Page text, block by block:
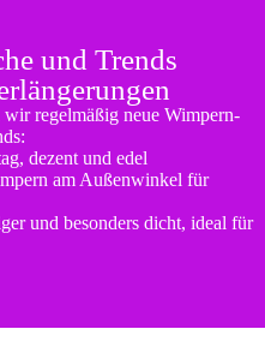
und Trends
regelmäßig neue Wimpern-
dezent und edel
am Außenwinkel für
und besonders dicht, ideal für